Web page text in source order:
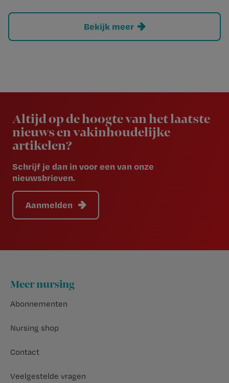
Bekijk meer
Altijd op de hoogte van het laatste
nieuws en vakinhoudelijke
artikelen?
Schrijf je dan in voor een van onze
nieuwsbrieven.
Aanmelden
Footer
Meer nursing
Abonnementen
Nursing shop
Contact
Veelgestelde vragen